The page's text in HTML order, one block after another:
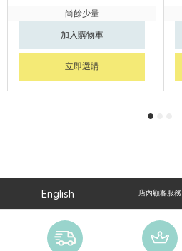
尚餘少量
加入購物車
立即選購
English 店內顧客服務